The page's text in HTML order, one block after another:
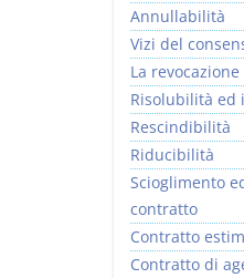
Annullabilità
Vizi del
La
Risolubilità ed
Rescindibilità
Riducibilità
Scioglimento
contratto
Contratto
Contratto di